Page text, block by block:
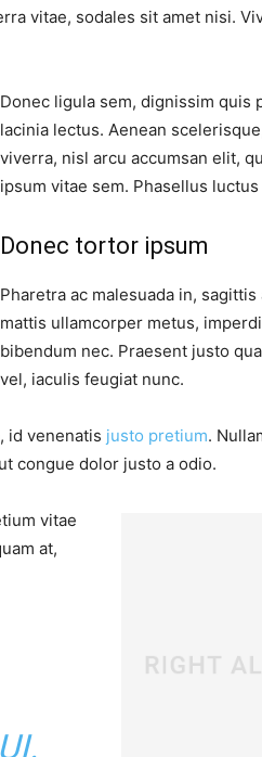
vitae, sodales sit amet nisi.
Donec ligula sem, dignissim quis
lacinia lectus. Aenean
viverra, nisl arcu accumsan elit,
ipsum vitae sem. Phasellus
Donec tortor ipsum
Pharetra ac malesuada in,
mattis ullamcorper metus,
bibendum nec. Praesent justo
vel, iaculis feugiat nunc.
id venenatis justo pretium.
congue dolor justo a odio.
vitae
at,